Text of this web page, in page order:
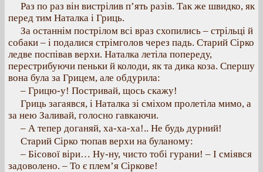
Раз по раз він вистрілив п’ять разів. Так же швидко, як
перед тим Наталка і Гриць.
За останнім пострілом всі враз схопились – стрільці й
собаки – і подалися стрімголов через падь. Старий Сірко
ледве поспівав верхи. Наталка летіла попереду,
перестрибуючи пеньки й колоди, як та дика коза. Спершу
вона була за Грицем, але обдурила:
– Грицю-у! Постривай, щось скажу!
Гриць загаявся, і Наталка зі сміхом пролетіла мимо, а
за нею Заливай, голосно гавкаючи.
– А тепер доганяй, ха-ха-ха!.. Не будь дурний!
Старий Сірко тюпав верхи на буланому:
– Бісової віри… Ну-ну, чисто тобі гурани! – І сміявся
задоволено. – То є плем’я Сіркове!